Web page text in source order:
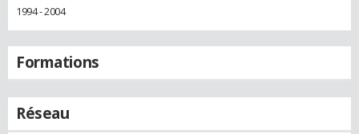
1994 - 2004
Formations
Réseau